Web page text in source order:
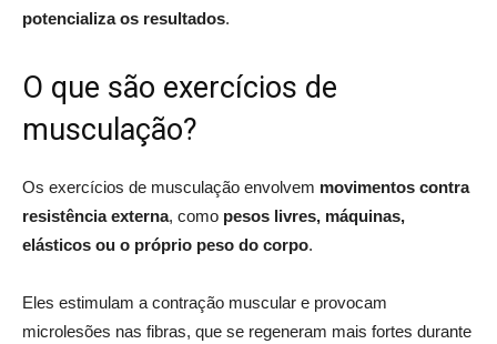
potencializa os resultados.
O que são exercícios de
musculação?
Os exercícios de musculação envolvem movimentos contra
resistência externa, como pesos livres, máquinas,
elásticos ou o próprio peso do corpo.
Eles estimulam a contração muscular e provocam
microlesões nas fibras, que se regeneram mais fortes durante